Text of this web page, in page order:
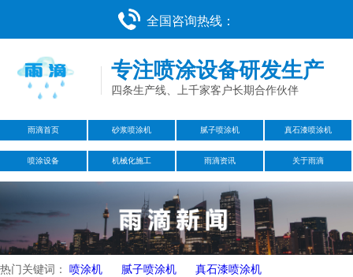
全国咨询热线：
专注喷涂设备研发生产
四条生产线、上千家客户长期合作伙伴
雨滴首页 砂浆喷涂机 腻子喷涂机 真石漆喷涂机
喷涂设备 机械化施工 雨滴资讯 关于雨滴
热门关键词： 喷涂机 腻子喷涂机 真石漆喷涂机